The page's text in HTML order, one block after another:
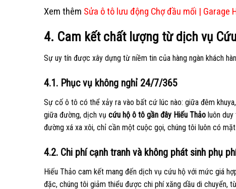
Xem thêm Sửa ô tô lưu động Chợ đầu mối | Garage
4. Cam kết chất lượng từ dịch vụ
Sự uy tín được xây dựng từ niềm tin của hàng ngàn khách
4.1. Phục vụ không nghỉ 24/7/365
Sự cố ô tô có thể xảy ra vào bất cứ lúc nào: giữa đêm
giữa đường, dịch vụ cứu hộ ô tô gần đây Hiếu Thảo luôn
đường xá xa xôi, chỉ cần một cuộc gọi, chúng tôi luôn có
4.2. Chi phí cạnh tranh và không phát sinh phụ
Hiếu Thảo cam kết mang đến dịch vụ cứu hộ với mức giá
đặc, chúng tôi giảm thiểu được chi phí xăng dầu di chuyển,